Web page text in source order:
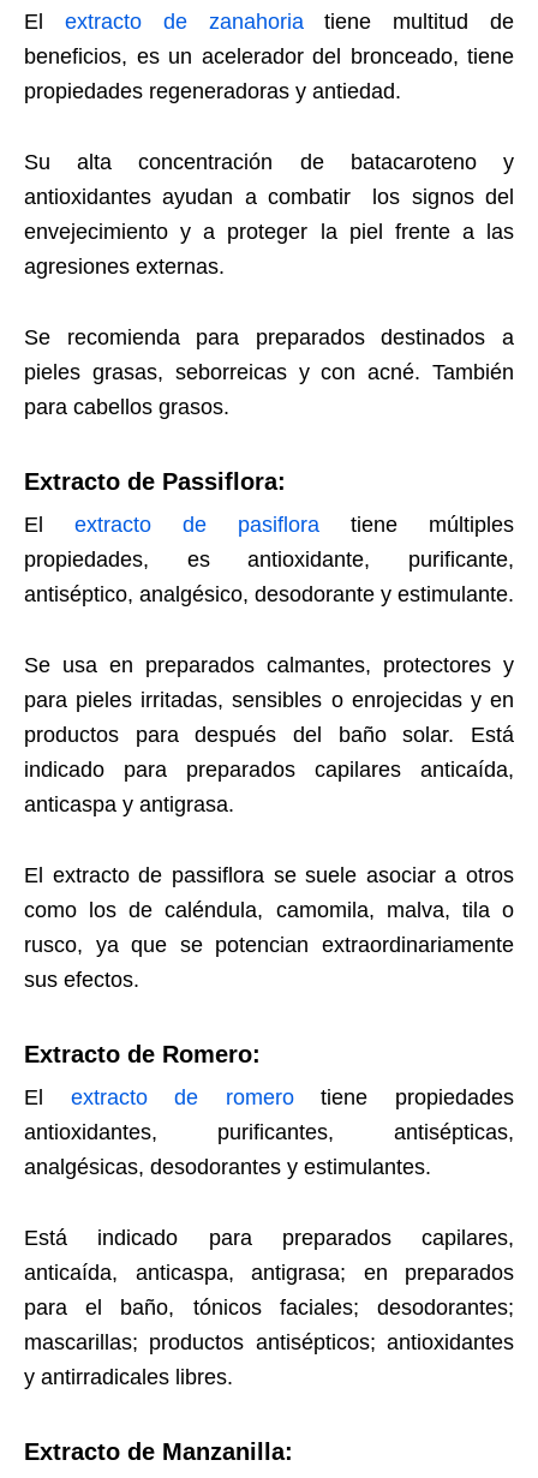
El extracto de zanahoriatiene multitud de
beneficios, es un acelerador del bronceado, tiene
propiedades regeneradoras y antiedad.
Su alta concentración de batacaroteno y
antioxidantes ayudan a combatir
los signos del
envejecimiento y a proteger la piel frente a las
agresiones externas.
Se recomienda para preparados destinados a
pieles grasas, seborreicas y con acné. También
para cabellos grasos.
Extracto de Passiflora:
El extracto de pasiflora tiene múltiples
propiedades, es antioxidante, purificante,
antiséptico, analgésico, desodorante y estimulante.
Se usa en preparados calmantes, protectores y
para pieles irritadas, sensibles o enrojecidas y en
productos para después del baño solar. Está
indicado para preparados capilares anticaída,
anticaspa y antigrasa.
El extracto de passiflora se suele asociar a otros
como los de caléndula, camomila, malva, tila o
rusco, ya que se potencian extraordinariamente
sus efectos.
Extracto de Romero:
El extracto de romerotiene propiedades
antioxidantes, purificantes, antisépticas,
analgésicas, desodorantes y estimulantes.
Está indicado para preparados capilares,
anticaída, anticaspa, antigrasa; en preparados
para el baño, tónicos faciales; desodorantes;
mascarillas; productos antisépticos; antioxidantes
y antirradicales libres.
Extracto de Manzanilla: